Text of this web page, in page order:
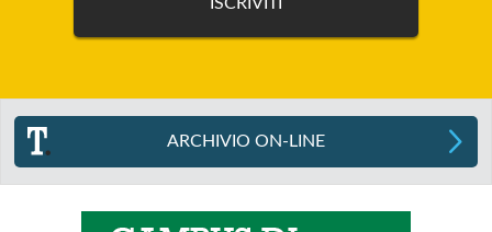
ARCHIVIO ON-LINE